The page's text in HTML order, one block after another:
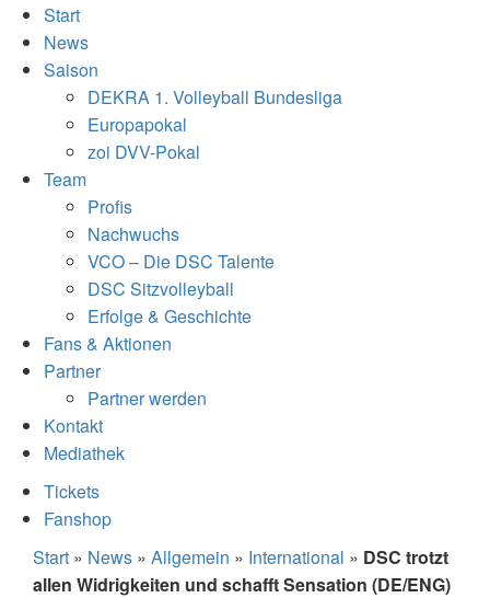
Start
News
Saison
DEKRA 1. Volleyball Bundesliga
Europapokal
zoi DVV-Pokal
Team
Profis
Nachwuchs
VCO – Die DSC Talente
DSC Sitzvolleyball
Erfolge & Geschichte
Fans & Aktionen
Partner
Partner werden
Kontakt
Mediathek
Tickets
Fanshop
Start » News » Allgemein » International » DSC trotzt
allen Widrigkeiten und schafft Sensation (DE/ENG)